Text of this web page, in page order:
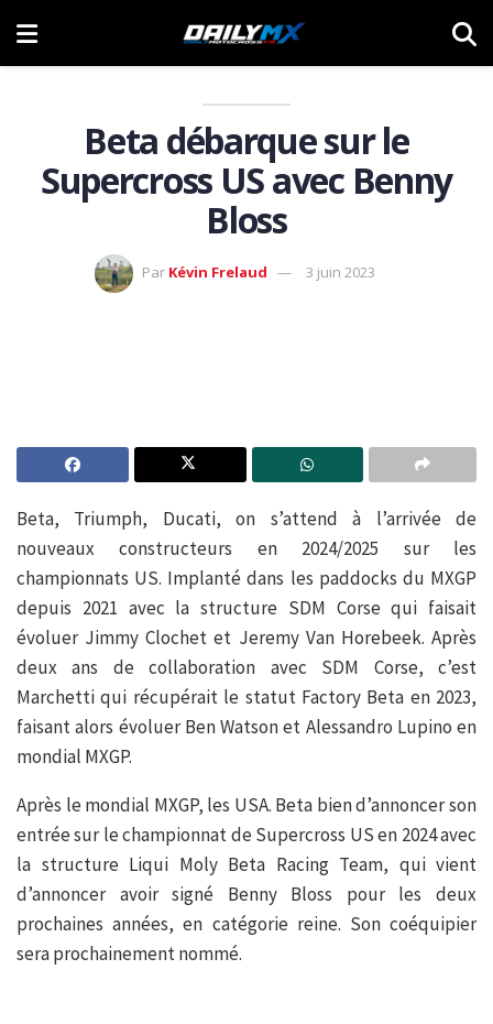
Beta débarque sur le
Supercross US avec Benny
Bloss
Par Kévin Frelaud 3 juin 2023
Beta, Triumph, Ducati, on s’attend à l’arrivée de
nouveaux constructeurs en 2024/2025 sur les
championnats US. Implanté dans les paddocks du MXGP
depuis 2021 avec la structure SDM Corse qui faisait
évoluer Jimmy Clochet et Jeremy Van Horebeek. Après
deux ans de collaboration avec SDM Corse, c’est
Marchetti qui récupérait le statut Factory Beta en 2023,
faisant alors évoluer Ben Watson et Alessandro Lupino en
mondial MXGP.
Après le mondial MXGP, les USA. Beta bien d’annoncer son
entrée sur le championnat de Supercross US en 2024 avec
la structure Liqui Moly Beta Racing Team, qui vient
d’annoncer avoir signé Benny Bloss pour les deux
prochaines années, en catégorie reine. Son coéquipier
sera prochainement nommé.